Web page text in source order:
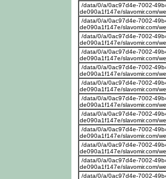
/data/0/a/0ac97d4e-7002-
de090a1f147e/slavomir.com/
/data/0/a/0ac97d4e-7002-
de090a1f147e/slavomir.com/
/data/0/a/0ac97d4e-7002-
de090a1f147e/slavomir.com/
/data/0/a/0ac97d4e-7002-
de090a1f147e/slavomir.com/
/data/0/a/0ac97d4e-7002-
de090a1f147e/slavomir.com/
/data/0/a/0ac97d4e-7002-
de090a1f147e/slavomir.com/
/data/0/a/0ac97d4e-7002-
de090a1f147e/slavomir.com/
/data/0/a/0ac97d4e-7002-
de090a1f147e/slavomir.com/
/data/0/a/0ac97d4e-7002-
de090a1f147e/slavomir.com/
/data/0/a/0ac97d4e-7002-
de090a1f147e/slavomir.com/
/data/0/a/0ac97d4e-7002-
de090a1f147e/slavomir.com/
/data/0/a/0ac97d4e-7002-